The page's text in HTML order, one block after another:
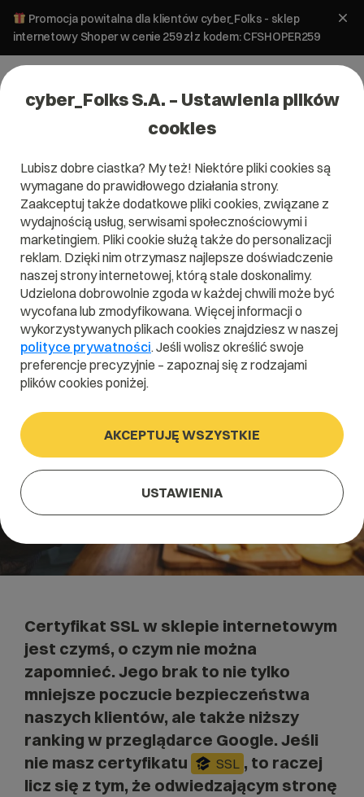
Promocja powitalna dla klientów cyber_Folks - sklep
internetowy Shoper w cenie 259 zł z kodem: CFSHOPER259
Bezpieczeństwo Certyfikaty SSL E-commerce
Jaki certyfikat SSL dla sklepu
internetowego?
11 września 2025 ok.5 min
Certyfikat SSL w sklepie internetowym
jest czymś, o czym nie można
zapomnieć. Jego brak to nie tylko
mniejsze poczucie bezpieczeństwa
naszych klientów, ale także niższy
ranking w przeglądarce Google. Jeśli
nie masz certyfikatu
SSL , to raczej
licz się z tym, że odwiedzającym stronę
cyber_Folks S.A. – Ustawienia plików
cookies
Lubisz dobre ciastka? My też! Niektóre pliki cookies są
wymagane do prawidłowego działania strony.
Zaakceptuj także dodatkowe pliki cookies, związane z
wydajnością usług, serwisami społecznościowymi i
marketingiem. Pliki cookie służą także do personalizacji
reklam. Dzięki nim otrzymasz najlepsze doświadczenie
naszej strony internetowej, którą stale doskonalimy.
Udzielona dobrowolnie zgoda w każdej chwili może być
wycofana lub zmodyfikowana. Więcej informacji o
wykorzystywanych plikach cookies znajdziesz w naszej
polityce prywatności. Jeśli wolisz określić swoje
preferencje precyzyjnie – zapoznaj się z rodzajami
plików cookies poniżej.
AKCEPTUJĘ WSZYSTKIE
USTAWIENIA